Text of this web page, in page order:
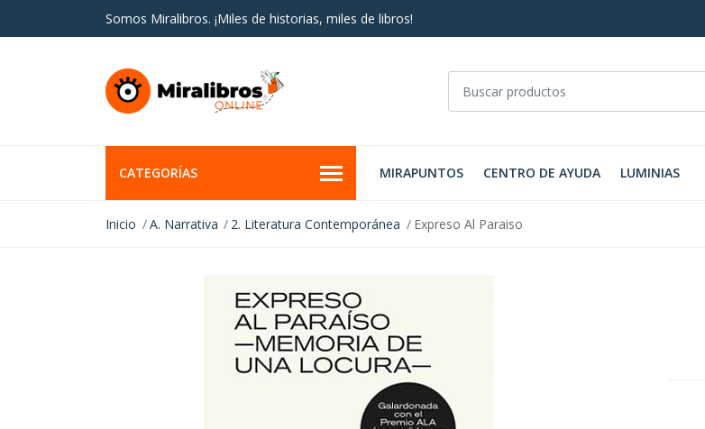
Somos Miralibros. ¡Miles de historias, miles de libros!
CATEGORÍAS MIRAPUNTOS CENTRO DE AYUDA LUMINIAS
Inicio A. Narrativa 2. Literatura Contemporánea Expreso Al Paraiso